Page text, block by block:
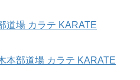
道場 カラテ KARATE
本部道場 カラテ KARATE